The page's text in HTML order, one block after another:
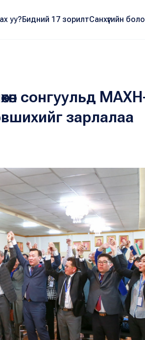
уу?Бидний 17 зорилтСанхүүгийн
сонгуульд
зарлалаа